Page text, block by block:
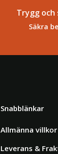
Trygg och
Säkra
Snabblänkar
Allmänna villkor
Leverans &